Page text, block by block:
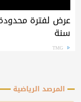
سنة
TMG
المرصد الرياضية